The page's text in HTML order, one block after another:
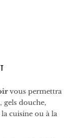
vous permettra
gels douche,
cuisine ou à la